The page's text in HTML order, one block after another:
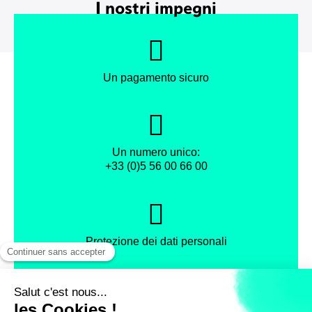
OTTENERE L'APPLICAZIONE ANDROID
I nostri impegni
Un pagamento sicuro
Un numero unico:
+33 (0)5 56 00 66 00
Protezione dei dati personali